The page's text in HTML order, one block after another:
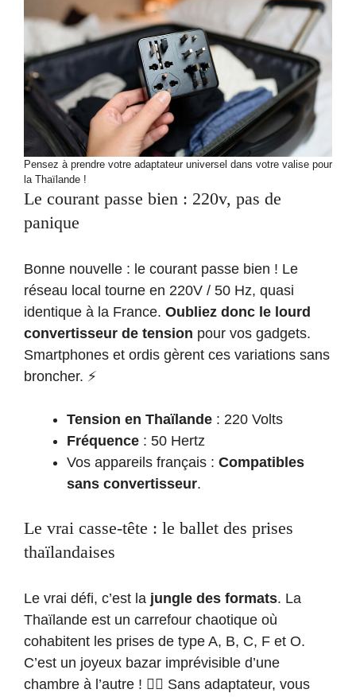
Pensez à prendre votre adaptateur universel dans votre valise pour
la Thaïlande !
Le courant passe bien : 220v, pas de
panique
Bonne nouvelle : le courant passe bien ! Le
réseau local tourne en 220V / 50 Hz, quasi
identique à la France. Oubliez donc le lourd
convertisseur de tension pour vos gadgets.
Smartphones et ordis gèrent ces variations sans
broncher. ⚡
Tension en Thaïlande : 220 Volts
Fréquence : 50 Hertz
Vos appareils français : Compatibles
sans convertisseur.
Le vrai casse-tête : le ballet des prises
thaïlandaises
Le vrai défi, c’est la jungle des formats. La
Thaïlande est un carrefour chaotique où
cohabitent les prises de type A, B, C, F et O.
C’est un joyeux bazar imprévisible d’une
chambre à l’autre ! 😵‍💫 Sans adaptateur, vous